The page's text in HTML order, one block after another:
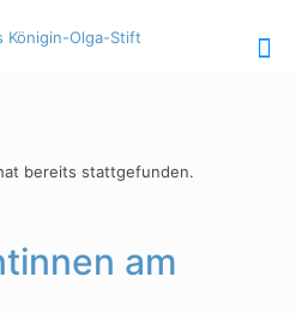
Shift + S
bereits stattgefunden.
am